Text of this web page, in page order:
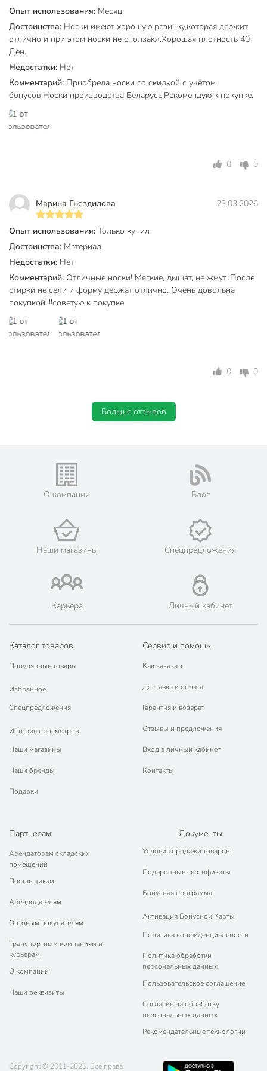
Из какого материала выполнены носки и какова их
плотность?
Носки изготовлены из полиамида с добавлением эластана,
плотность — 40 DEN. Это обеспечивает прочность,
эластичность и комфорт при носке в течение всего дня.
Техническая информация
Бренд
Материал
Пол
Цвет
Назначение
для дома
Особенности
тонкий
Размер
с резинкой
Артикул производителя
8С-7 СП
Tension
Вес в упаковке
25 г
Габариты упаковки
10 x 7 x 3 см
Опыт использования: Месяц
Достоинства: Носки имеют хорошую резинку,которая держит
отлично и при этом носки не сползают.Хорошая плотность 40
Ден.
Недостатки: Нет
Комментарий: Приобрела носки со скидкой с учётом
бонусов.Носки производства Беларусь.Рекомендую к покупке.
0 0
Марина Гнездилова 23.03.2026
Опыт использования: Только купил
Достоинства: Материал
Недостатки: Нет
Комментарий: Отличные носки! Мягкие, дышат, не жмут. После
стирки не сели и форму держат отлично. Очень довольна
покупкой!!!!советую к покупке
0 0
Больше отзывов
О компании Блог
Наши магазины Спецпредложения
Карьера Личный кабинет
Каталог товаров
Популярные товары
Избранное
Спецпредложения
История просмотров
Наши магазины
Наши бренды
Подарки
Сервис и помощь
Как заказать
Доставка и оплата
Гарантия и возврат
Отзывы и предложения
Вход в личный кабинет
Контакты
Партнерам
Арендаторам складских
помещений
Поставщикам
Арендодателям
Оптовым покупателям
Транспортным компаниям и
курьерам
О компании
Наши реквизиты
Документы
Условия продажи товаров
Подарочные сертификаты
Бонусная программа
Активация Бонусной Карты
Политика конфиденциальности
Политика обработки
персональных данных
Пользовательское соглашение
Согласие на обработку
персональных данных
Рекомендательные технологии
Copyright © 2011-2026. Все права